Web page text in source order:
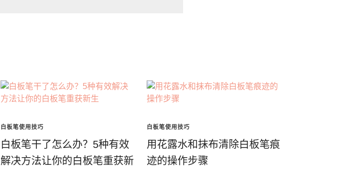
白板笔使用技巧
白板笔干了怎么办？5种有效
解决方法让你的白板笔重获新
白板笔使用技巧
用花露水和抹布清除白板笔痕
迹的操作步骤